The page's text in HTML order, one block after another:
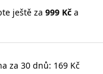
ještě za 999 Kč a
za 30 dnů: 169 Kč